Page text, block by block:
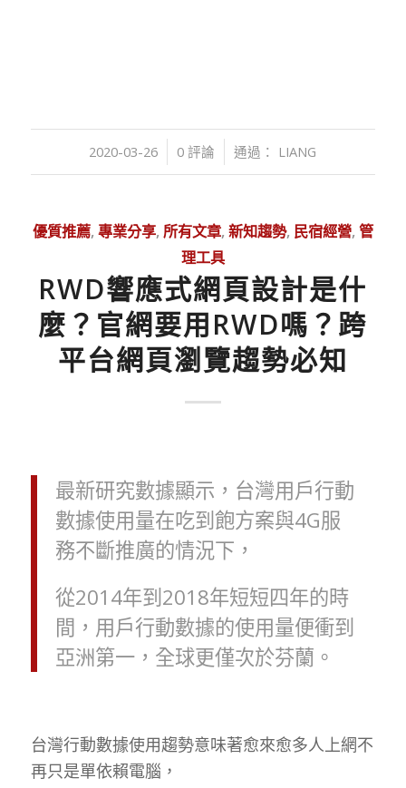
2020-03-26
/ 0 評論 通過： LIANG
優質推薦, 專業分享, 所有文章, 新知趨勢, 民宿經營, 管
理工具
RWD響應式網頁設計是什
麼？官網要用RWD嗎？跨
平台網頁瀏覽趨勢必知
最新研究數據顯示，台灣用戶行動
數據使用量在吃到飽方案與4G服
務不斷推廣的情況下，
從2014年到2018年短短四年的時
間，用戶行動數據的使用量便衝到
亞洲第一，全球更僅次於芬蘭。
台灣行動數據使用趨勢意味著愈來愈多人上網不
再只是單依賴電腦，